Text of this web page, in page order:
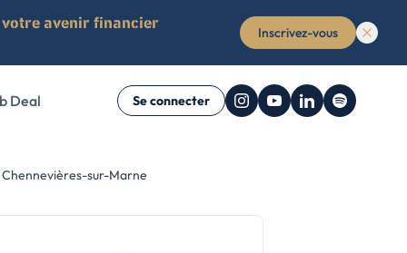
avenir financier Inscrivez-vous
Deal Se connecter
sur-Marne